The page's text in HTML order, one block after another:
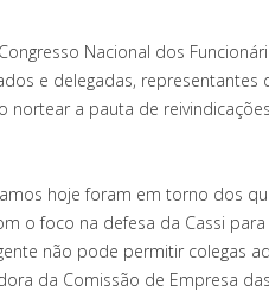
Nacional dos
e delegadas,
a pauta de
hoje foram em torno dos
o foco na defesa da Cassi
não pode permitir colegas
da Comissão de Empresa